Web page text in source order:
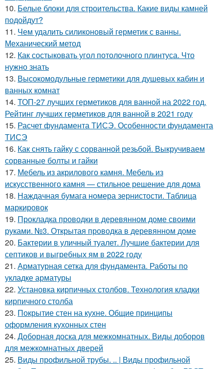
10. Белые блоки для строительства. Какие виды камней
подойдут?
11. Чем удалить силиконовый герметик с ванны.
Механический метод
12. Как состыковать угол потолочного плинтуса. Что
нужно знать
13. Высокомодульные герметики для душевых кабин и
ванных комнат
14. ТОП-27 лучших герметиков для ванной на 2022 год.
Рейтинг лучших герметиков для ванной в 2021 году
15. Расчет фундамента ТИСЭ. Особенности фундамента
ТИСЭ
16. Как снять гайку с сорванной резьбой. Выкручиваем
сорванные болты и гайки
17. Мебель из акрилового камня. Мебель из
искусственного камня — стильное решение для дома
18. Наждачная бумага номера зернистости. Таблица
маркировок
19. Прокладка проводки в деревянном доме своими
руками. №3. Открытая проводка в деревянном доме
20. Бактерии в уличный туалет. Лучшие бактерии для
септиков и выгребных ям в 2022 году
21. Арматурная сетка для фундамента. Работы по
укладке арматуры
22. Установка кирпичных столбов. Технология кладки
кирпичного столба
23. Покрытие стен на кухне. Общие принципы
оформления кухонных стен
24. Доборная доска для межкомнатных. Виды доборов
для межкомнатных дверей
25. Виды профильной трубы. .. | Виды профильной